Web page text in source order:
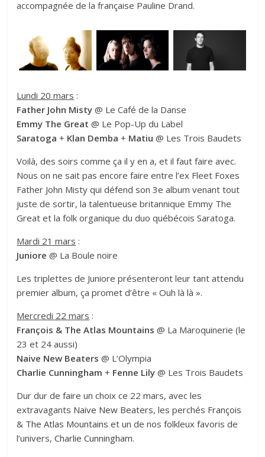
accompagnée de la française Pauline Drand.
Lundi 20 mars :
Father John Misty @ Le Café de la Danse
Emmy The Great @ Le Pop-Up du Label
Saratoga + Klan Demba + Matiu @ Les Trois Baudets
Voilà, des soirs comme ça il y en a, et il faut faire avec.
Nous on ne sait pas encore faire entre l’ex Fleet Foxes
Father John Misty qui défend son 3e album venant tout
juste de sortir, la talentueuse britannique Emmy The
Great et la folk organique du duo québécois Saratoga.
Mardi 21 mars :
Juniore @ La Boule noire
Les triplettes de Juniore présenteront leur tant attendu
premier album, ça promet d’être « Ouh là là ».
Mercredi 22 mars :
François & The Atlas Mountains @ La Maroquinerie (le
23 et 24 aussi)
Naive New Beaters @ L’Olympia
Charlie Cunningham + Fenne Lily @ Les Trois Baudets
Dur dur de faire un choix ce 22 mars, avec les
extravagants Naive New Beaters, les perchés François
& The Atlas Mountains et un de nos folkleux favoris de
l’univers,Charlie Cunningham.